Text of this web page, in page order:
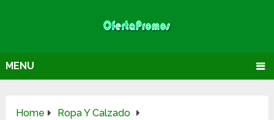
MENU
Home
Ropa Y Calzado